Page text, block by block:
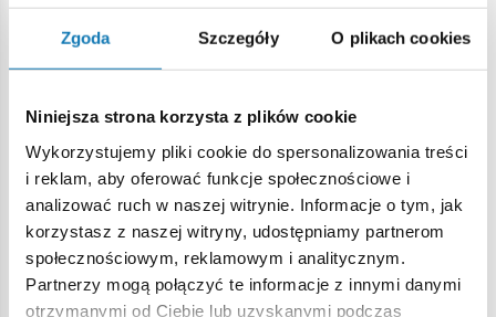
Zgoda Szczegóły O plikach cookies
Niniejsza strona korzysta z plików cookie
Wykorzystujemy pliki cookie do spersonalizowania treści
i reklam, aby oferować funkcje społecznościowe i
analizować ruch w naszej witrynie. Informacje o tym, jak
korzystasz z naszej witryny, udostępniamy partnerom
społecznościowym, reklamowym i analitycznym.
Partnerzy mogą połączyć te informacje z innymi danymi
otrzymanymi od Ciebie lub uzyskanymi podczas
Bren, brytyjski karabin
Panzerschreck -